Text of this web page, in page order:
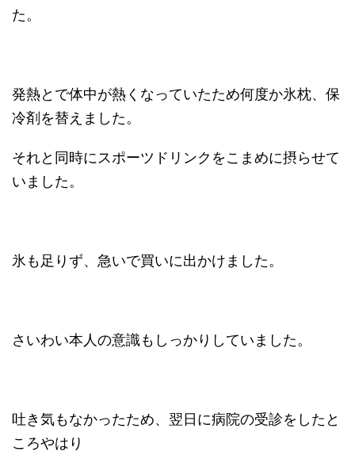
た。
発熱とで体中が熱くなっていたため何度か氷枕、保
冷剤を替えました。
それと同時にスポーツドリンクをこまめに摂らせて
いました。
氷も足りず、急いで買いに出かけました。
さいわい本人の意識もしっかりしていました。
吐き気もなかったため、翌日に病院の受診をしたと
ころやはり